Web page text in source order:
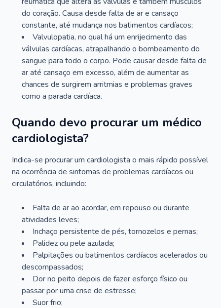
do coração. Causa desde falta de ar e cansaço
constante, até mudança nos batimentos cardíacos;
Valvulopatia, no qual há um enrijecimento das
válvulas cardíacas, atrapalhando o bombeamento do
sangue para todo o corpo. Pode causar desde falta de
ar até cansaço em excesso, além de aumentar as
chances de surgirem arritmias e problemas graves
como a parada cardíaca.
Quando devo procurar um médico
cardiologista?
Indica-se procurar um cardiologista o mais rápido possível
na ocorrência de sintomas de problemas cardíacos ou
circulatórios, incluindo:
Falta de ar ao acordar, em repouso ou durante
atividades leves;
Inchaço persistente de pés, tornozelos e pernas;
Palidez ou pele azulada;
Palpitações ou batimentos cardíacos acelerados ou
descompassados;
Dor no peito depois de fazer esforço físico ou
passar por uma crise de estresse;
Suor frio;